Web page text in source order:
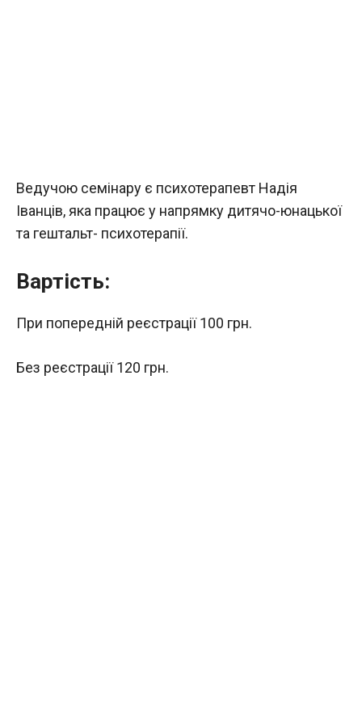
Ведучою семінару є психотерапевт Надія
Іванців, яка працює у напрямку дитячо-юнацької
та гештальт- психотерапії.
Вартість:
При попередній реєстрації 100 грн.
Без реєстрації 120 грн.